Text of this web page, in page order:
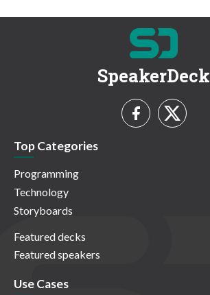
SpeakerDeck
Top Categories
Programming
Technology
Storyboards
Featured decks
Featured speakers
Use Cases